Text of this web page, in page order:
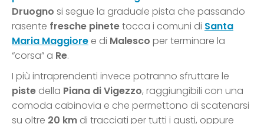
Druogno si segue la graduale pista che passando
rasente fresche pinetetocca i comuni di Santa
Maria Maggiore e di Malesco per terminare la
“corsa” a Re.
I più intraprendenti invece potranno sfruttare le
piste della Piana di Vigezzo, raggiungibili con una
comoda cabinovia e che permettono di scatenarsi
su oltre 20 km di tracciati per tutti i gusti, oppure